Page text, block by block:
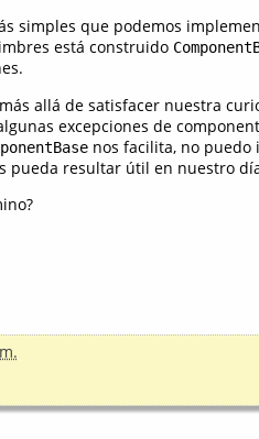
simples que podemos
está construido
allá de satisfacer nuestra
excepciones de
nos facilita, no puedo
pueda resultar útil en nuestro